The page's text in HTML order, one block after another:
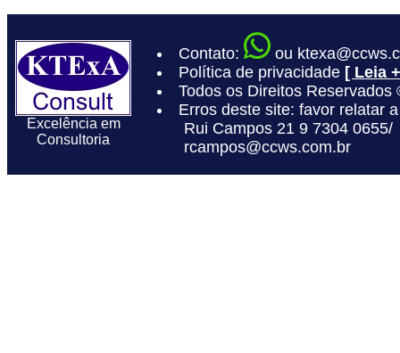
Excelência em
Consultoria
Contato:
ou
Política de privacidade [ Leia
Todos os Direitos Reservados
Erros deste site: favor relatar a
Rui Campos 21 9 7304 0655/
rcampos@ccws.com.br